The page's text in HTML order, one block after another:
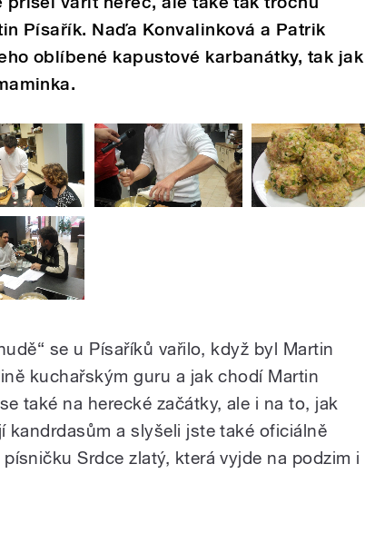
Písařík. Naďa Konvalinková a Patrik
oblíbené kapustové karbanátky, tak jak
se u Písaříků vařilo, když byl Martin
kuchařským guru a jak chodí Martin
také na herecké začátky, ale i na to, jak
kandrdasům a slyšeli jste také oficiálně
Srdce zlatý, která vyjde na podzim i